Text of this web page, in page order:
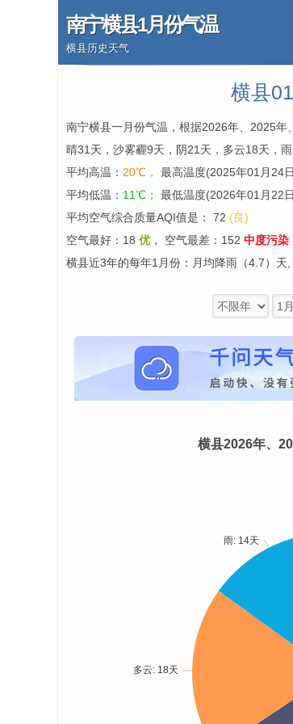
南宁横县1月份气温
横县历史天气
横县
南宁横县一月份气温，根据2026年、2025年
晴31天，沙雾霾9天，阴21天，多云18天，雨
平均高温： 20℃， 最高温度(2025年01月24
平均低温： 11℃； 最低温度(2026年01月22
平均空气综合质量AQI值是： 72 (良)
空气最好：18 优， 空气最差：152 中度污染
横县近3年的每年1月份：月均降雨（4.7）天,
横县2026年、